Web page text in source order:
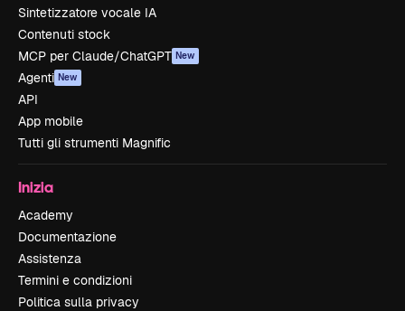
Sintetizzatore vocale IA
Contenuti stock
MCP per Claude/ChatGPT New
Agenti New
API
App mobile
Tutti gli strumenti Magnific
Inizia
Academy
Documentazione
Assistenza
Termini e condizioni
Politica sulla privacy